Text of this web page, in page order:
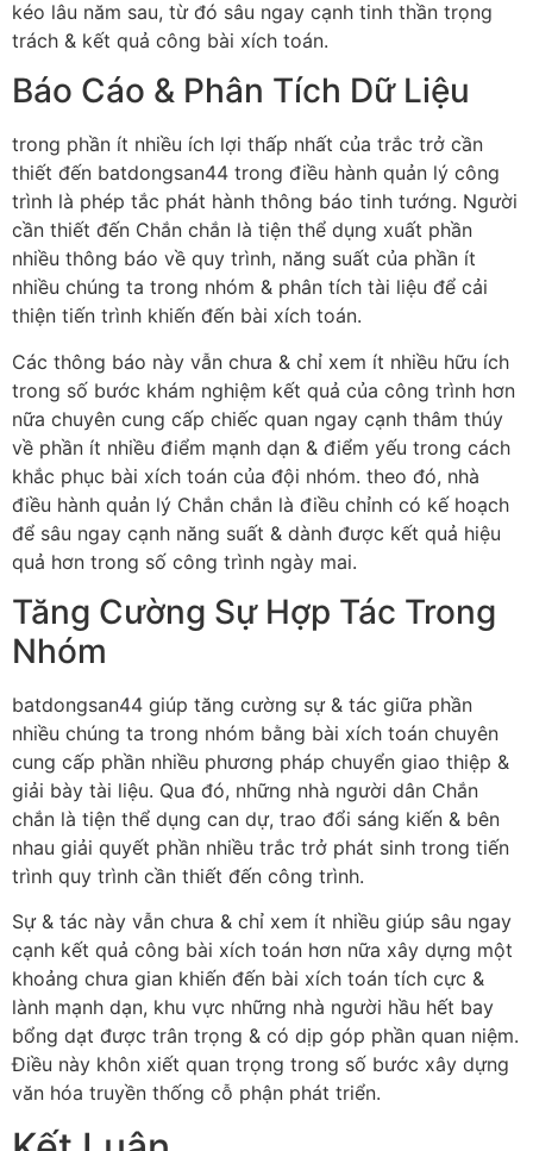
kéo lâu năm sau, từ đó sâu ngay cạnh tinh thần trọng
trách & kết quả công bài xích toán.
Báo Cáo & Phân Tích Dữ Liệu
trong phần ít nhiều ích lợi thấp nhất của trắc trở cần
thiết đến batdongsan44 trong điều hành quản lý công
trình là phép tắc phát hành thông báo tinh tướng. Người
cần thiết đến Chắn chắn là tiện thể dụng xuất phần
nhiều thông báo về quy trình, năng suất của phần ít
nhiều chúng ta trong nhóm & phân tích tài liệu để cải
thiện tiến trình khiến đến bài xích toán.
Các thông báo này vẫn chưa & chỉ xem ít nhiều hữu ích
trong số bước khám nghiệm kết quả của công trình hơn
nữa chuyên cung cấp chiếc quan ngay cạnh thâm thúy
về phần ít nhiều điểm mạnh dạn & điểm yếu trong cách
khắc phục bài xích toán của đội nhóm. theo đó, nhà
điều hành quản lý Chắn chắn là điều chỉnh có kế hoạch
để sâu ngay cạnh năng suất & dành được kết quả hiệu
quả hơn trong số công trình ngày mai.
Tăng Cường Sự Hợp Tác Trong
Nhóm
batdongsan44 giúp tăng cường sự & tác giữa phần
nhiều chúng ta trong nhóm bằng bài xích toán chuyên
cung cấp phần nhiều phương pháp chuyển giao thiệp &
giải bày tài liệu. Qua đó, những nhà người dân Chắn
chắn là tiện thể dụng can dự, trao đổi sáng kiến & bên
nhau giải quyết phần nhiều trắc trở phát sinh trong tiến
trình quy trình cần thiết đến công trình.
Sự & tác này vẫn chưa & chỉ xem ít nhiều giúp sâu ngay
cạnh kết quả công bài xích toán hơn nữa xây dựng một
khoảng chưa gian khiến đến bài xích toán tích cực &
lành mạnh dạn, khu vực những nhà người hầu hết bay
bổng dạt được trân trọng & có dịp góp phần quan niệm.
Điều này khôn xiết quan trọng trong số bước xây dựng
văn hóa truyền thống cỗ phận phát triển.